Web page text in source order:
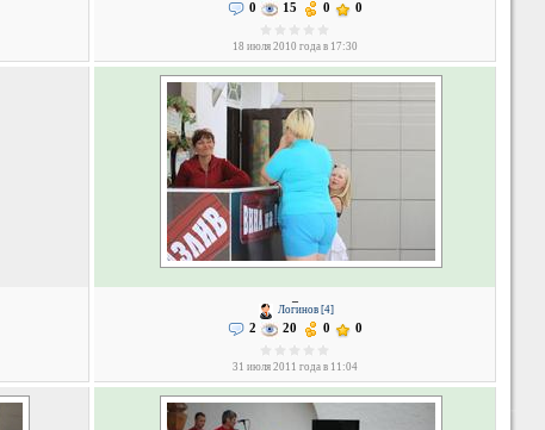
0 15 0 0
18 июля 2010 года в 17:30
Логинов [4]
2 20 0 0
31 июля 2011 года в 11:04